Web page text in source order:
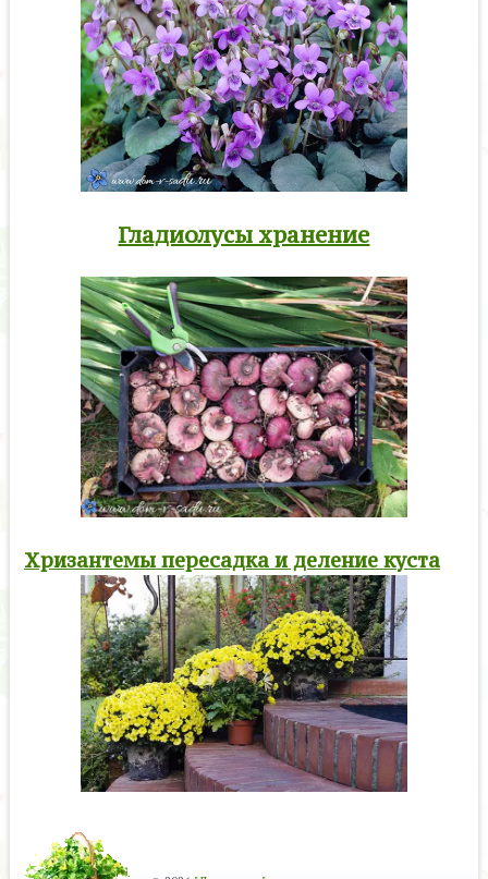
Гладиолусы хранение
Хризантемы пересадка и деление куста